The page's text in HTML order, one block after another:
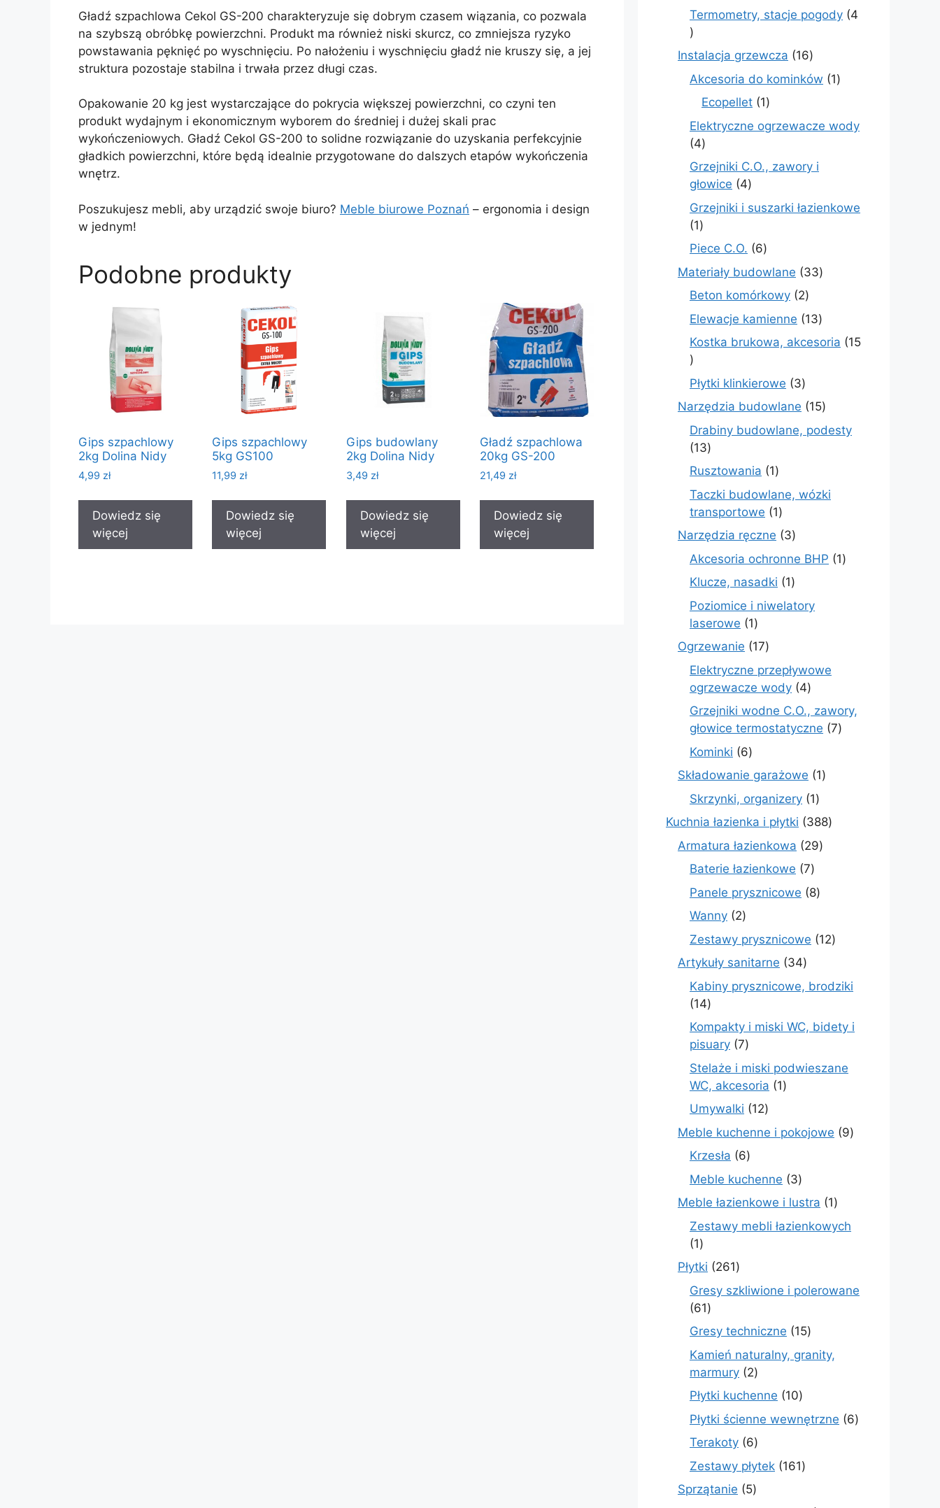
Gładź szpachlowa Cekol GS-200 charakteryzuje się dobrym czasem wiązania, co pozwala
na szybszą obróbkę powierzchni. Produkt ma również niski skurcz, co zmniejsza ryzyko
powstawania pęknięć po wyschnięciu. Po nałożeniu i wyschnięciu gładź nie kruszy się, a jej
struktura pozostaje stabilna i trwała przez długi czas.
Opakowanie 20 kg jest wystarczające do pokrycia większej powierzchni, co czyni ten
produkt wydajnym i ekonomicznym wyborem do średniej i dużej skali prac
wykończeniowych. Gładź Cekol GS-200 to solidne rozwiązanie do uzyskania perfekcyjnie
gładkich powierzchni, które będą idealnie przygotowane do dalszych etapów wykończenia
wnętrz.
Poszukujesz mebli, aby urządzić swoje biuro? Meble biurowe Poznań – ergonomia i design
w jednym!
Podobne produkty
Gips szpachlowy
2kg Dolina Nidy
4,99 zł
Dowiedz się
więcej
Gips szpachlowy
5kg GS100
11,99zł
Dowiedz się
więcej
Gips budowlany
2kg Dolina Nidy
3,49 zł
Dowiedz się
więcej
Gładź szpachlowa
20kg GS-200
21,49 zł
Dowiedz się
więcej
produktów
Termometry, stacje pogody 4
4
produkty
Instalacja grzewcza 1616
produktów
Akcesoria do kominków 11
Ecopellet 11
Elektryczne ogrzewacze wody
44
produkty
Grzejniki C.O., zawory i
głowice
44
produkty
Grzejniki i suszarki łazienkowe
11
produkt
Piece C.O. 66
produktów
Materiały budowlane 3333
Beton komórkowy 22
produkty
Elewacje kamienne 1313
produktów
Kostka brukowa, akcesoria
15
15
produktów
Płytki klinkierowe 33
produkty
Narzędzia budowlane 1515
produktów
Drabiny budowlane, podesty
1313
produktów
Rusztowania 11
produkt
Taczki budowlane, wózki
transportowe
11
produkt
Narzędzia ręczne 33
produkty
Akcesoria ochronne BHP 11
Klucze, nasadki 11
produkt
Poziomice i niwelatory
laserowe
11
produkt
Ogrzewanie 1717
produktów
Elektryczne przepływowe
ogrzewacze wody 44
Grzejniki wodne C.O., zawory,
głowice termostatyczne 77
Kominki 66
produktów
Składowanie garażowe 11
Skrzynki, organizery 11
produkt
Kuchnia łazienka i płytki 388388
Armatura łazienkowa 2929
Baterie łazienkowe 77
produktów
Panele prysznicowe 88
Wanny 22
produkty
Zestawy prysznicowe 1212
Artykuły sanitarne 3434
produkty
Kabiny prysznicowe, brodziki
1414
produktów
Kompakty i miski WC, bidety i
pisuary 77
produktów
Stelaże i miski podwieszane
WC, akcesoria
11
Umywalki 1212
produktów
Meble kuchenne i pokojowe 99
Krzesła 66
produktów
Meble kuchenne 33
produkty
Meble łazienkowe i lustra 11
produkt
Zestawy mebli łazienkowych
11
produkt
Płytki 261261
produktów
Gresy szkliwione i polerowane
6161
produktów
Gresy techniczne 1515
produktów
Kamień naturalny, granity,
marmury 22
produkty
Płytki kuchenne 1010
produktów
Płytki ścienne wewnętrzne 66
Terakoty 66
produktów
Zestawy płytek 161161
Sprzątanie 55